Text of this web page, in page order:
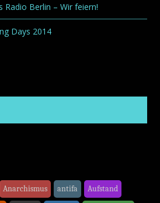
Radio Berlin – Wir feiern!
Days 2014
Anarchismus antifa Aufstand